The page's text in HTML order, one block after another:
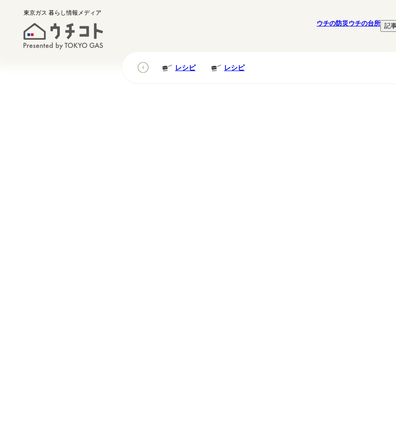
東京ガス 暮らし情報メディア
ウチの防災ウチの台所 記
レシピ レシピ レシピ